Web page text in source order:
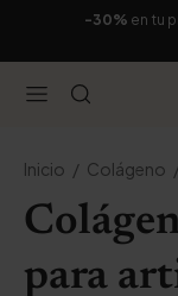
-30% en tu
Inicio Colágeno
para